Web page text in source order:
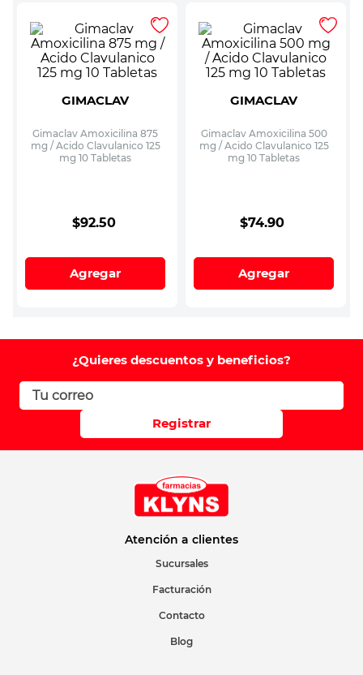
GIMACLAV
Gimaclav Amoxicilina 875
mg / Acido Clavulanico 125
mg 10 Tabletas
$92.50
Agregar
GIMACLAV
Gimaclav Amoxicilina 500
mg / Acido Clavulanico 125
mg 10 Tabletas
$74.90
Agregar
¿Quieres descuentos y beneficios?
Registrar
Atención a clientes
Sucursales
Facturación
Contacto
Blog